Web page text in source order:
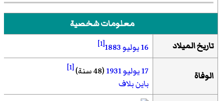
معلومات شخصية
تاريخ الميلاد
16 يوليو 1883
[1]
الوفاة 17 يوليو 1931(48 سنة) [1]
باين بلاف